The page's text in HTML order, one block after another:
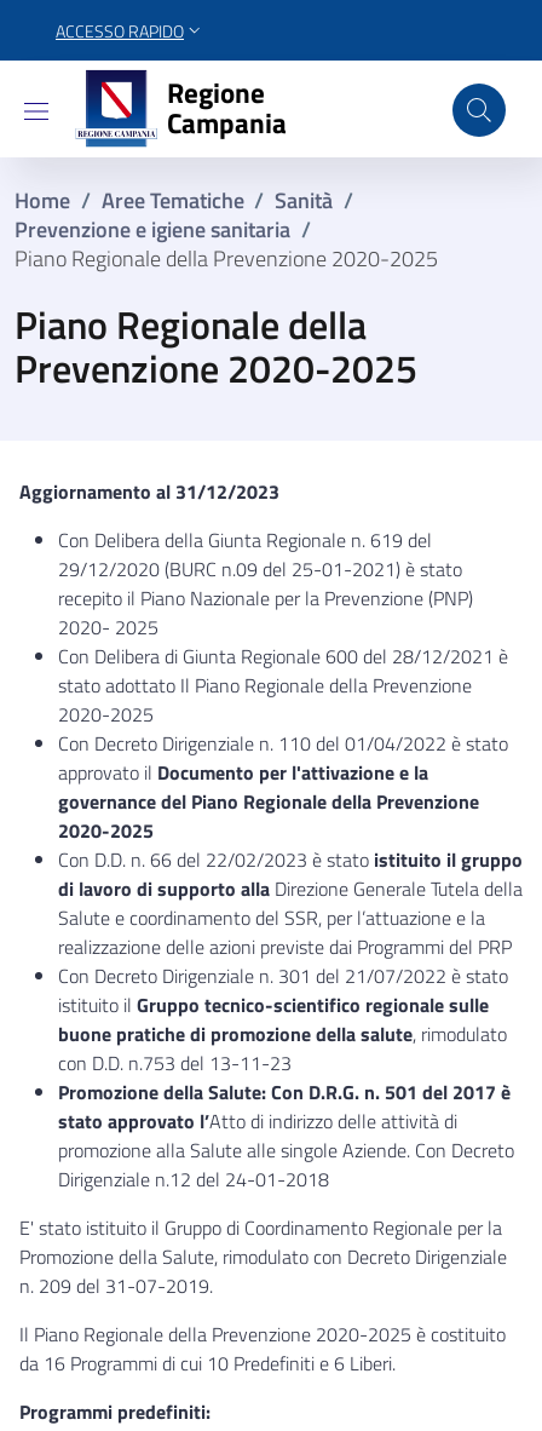
ACCESSO RAPIDO
Regione Campania
Regione
Campania
Home / Aree Tematiche / Sanità /
Prevenzione e igiene sanitaria /
Piano Regionale della Prevenzione 2020-2025
Piano Regionale della
Prevenzione 2020-2025
Aggiornamento al 31/12/2023
Con Delibera della Giunta Regionale n. 619 del
29/12/2020 (BURC n.09 del 25-01-2021) è stato
recepito il Piano Nazionale per la Prevenzione (PNP)
2020- 2025
Con Delibera di Giunta Regionale 600 del 28/12/2021 è
stato adottato Il Piano Regionale della Prevenzione
2020-2025
Con Decreto Dirigenziale n. 110 del 01/04/2022 è stato
approvato il Documento per l'attivazione e la
governance del Piano Regionale della Prevenzione
2020-2025
Con D.D. n. 66 del 22/02/2023 è stato istituito il gruppo
di lavoro di supporto alla Direzione Generale Tutela della
Salute e coordinamento del SSR, per l’attuazione e la
realizzazione delle azioni previste dai Programmi del PRP
Con Decreto Dirigenziale n. 301 del 21/07/2022 è stato
istituito il Gruppo tecnico-scientifico regionale sulle
buone pratiche di promozione della salute, rimodulato
con D.D. n.753 del 13-11-23
Promozione della Salute: Con D.R.G. n. 501 del 2017 è
stato approvato l’Atto di indirizzo delle attività di
promozione alla Salute alle singole Aziende. Con Decreto
Dirigenziale n.12 del 24-01-2018
E' stato istituito il Gruppo di Coordinamento Regionale per la
Promozione della Salute, rimodulato con Decreto Dirigenziale
n. 209 del 31-07-2019.
Il Piano Regionale della Prevenzione 2020-2025 è costituito
da 16 Programmi di cui 10 Predefiniti e 6 Liberi.
Programmi predefiniti: